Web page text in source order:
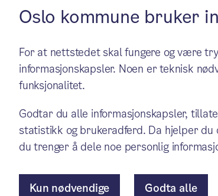
Oslo-
næringsliv
Oslos næringsliv skal
å gjøre det lettere å
arbeidsplasser.
Oslo kommune bruker
For at nettstedet skal fungere og være
informasjonskapsler. Noen er teknisk
funksjonalitet.
Godtar du alle informasjonskapsler,
statistikk og brukeradferd. Da hjelper
du trenger å dele noe personlig
Kun nødvendige Godta alle